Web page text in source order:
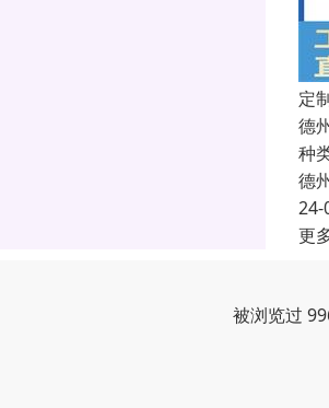
定
德
种
德
24-
更
被浏览过